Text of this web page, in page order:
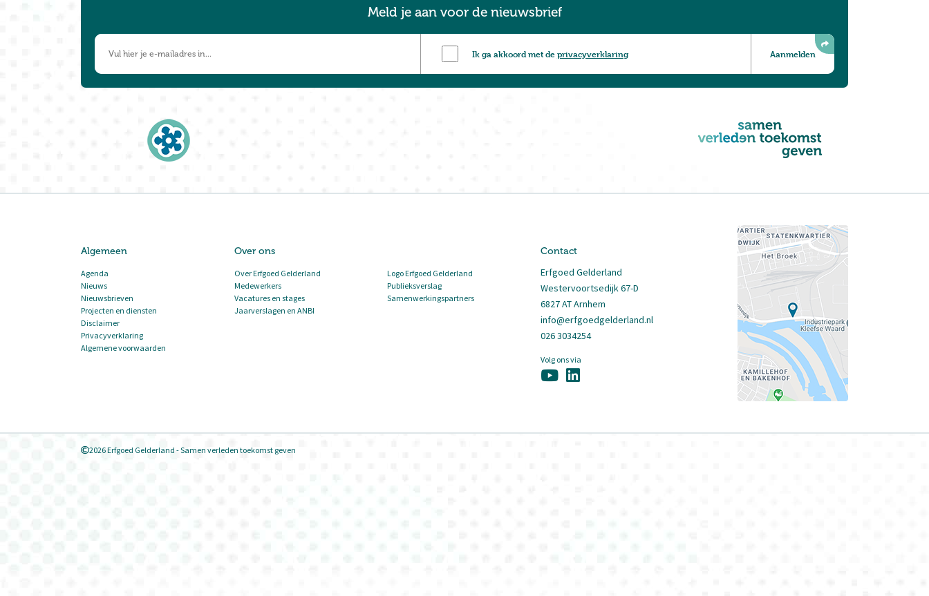
Meld je aan voor de nieuwsbrief
Ik ga akkoord met deprivacyverklaring
Algemeen
Agenda
Nieuws
Nieuwsbrieven
Projecten en diensten
Disclaimer
Privacyverklaring
Algemene voorwaarden
Over ons
Over Erfgoed Gelderland
Medewerkers
Vacatures en stages
Jaarverslagen en ANBI
Logo Erfgoed Gelderland
Publieksverslag
Samenwerkingspartners
Contact
Erfgoed Gelderland
Westervoortsedijk 67-D
6827 AT Arnhem
info@erfgoedgelderland.nl
026 3034254
Volg ons via
2026 Erfgoed Gelderland - Samen verleden toekomst geven